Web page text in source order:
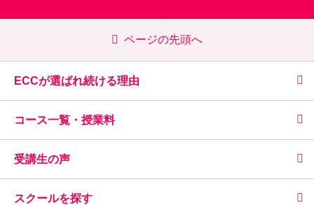
ページの先頭へ
ECCが選ばれ続ける理由
コース一覧・授業料
受講生の声
スクールを探す